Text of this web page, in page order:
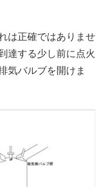
は正確ではありませ
達する少し前に点火
気バルブを開けま